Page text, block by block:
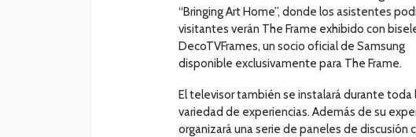
“Bringing Art Home”, donde los asistentes
visitantes verán The Frame exhibido con
DecoTVFrames, un socio oficial de Samsung
disponible exclusivamente para The Frame.
El televisor también se instalará durante
variedad de experiencias. Además de su
organizará una serie de paneles de